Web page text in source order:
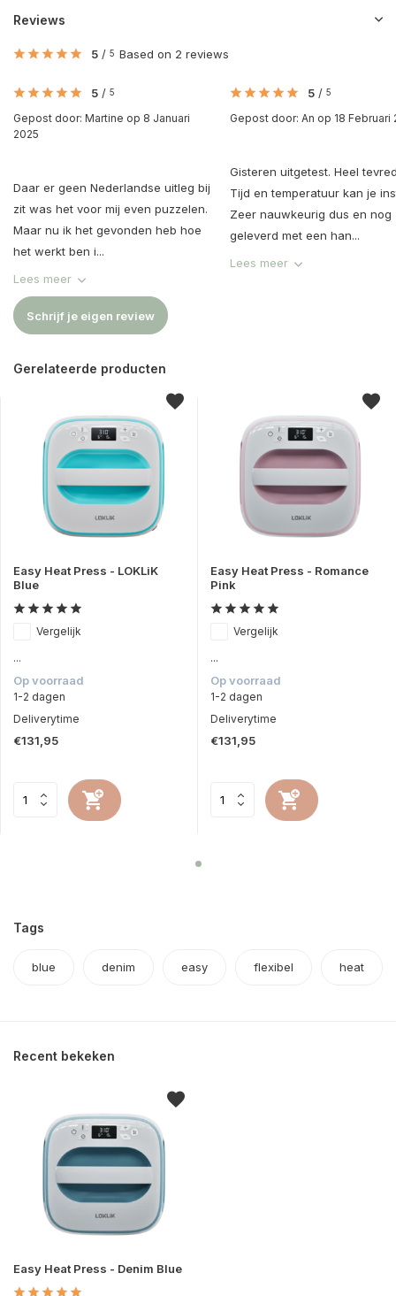
Reviews
5 / 5 Based on 2 reviews
5 / 5
Gepost door: Martine op 8 Januari
2025
Daar er geen Nederlandse uitleg bij
zit was het voor mij even puzzelen.
Maar nu ik het gevonden heb hoe
het werkt ben i...
Lees meer
5 / 5
Gepost door: An op 18 Februari
Gisteren uitgetest. Heel
Tijd en temperatuur kan je
Zeer nauwkeurig dus en nog
geleverd met een han...
Lees meer
Schrijf je eigen review
Gerelateerde producten
Easy Heat Press - LOKLiK
Blue
Vergelijk
...
Op voorraad
1-2 dagen
Deliverytime
€131,95
Easy Heat Press - Romance
Pink
Vergelijk
...
Op voorraad
1-2 dagen
Deliverytime
€131,95
Tags
blue denim easy flexibel heat
Recent bekeken
Easy Heat Press - Denim Blue